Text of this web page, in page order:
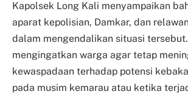
Kapolsek Long Kali menyampaikan
aparat kepolisian, Damkar, dan
dalam mengendalikan situasi
mengingatkan warga agar tetap
kewaspadaan terhadap potensi
pada musim kemarau atau ketika